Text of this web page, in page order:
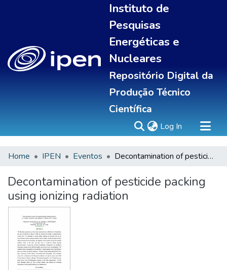
Instituto de
Pesquisas
Energéticas e
Nucleares
Repositório Digital da
Produção Técnico
Científica
Log In (current)
Sobre
Communities & Collections
All of DSpace
Statistics
Home IPEN Eventos Decontamination of pesticide packing using ionizing radiation
Decontamination of pesticide packing
using ionizing radiation